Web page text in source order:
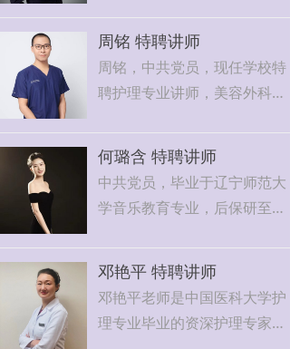
牛老师教学功底扎实，擅长古
典舞、民族民间舞、芭蕾基训
教学，同时精通舞蹈创编与幼
儿心理学、舞蹈教学法，能够
程，帮助学生掌握扎实的舞蹈
技能与幼儿舞蹈教学能力。
凭借专业的教学能力与严谨的
教学态度，牛老师多次应邀担
任各类舞蹈大赛评委，在行业
内拥有良好口碑。课堂上，她
以生动有趣的教学方式激发学
管理学院硕士（2024）双硕士
学位，2006 年取得高校 “两
课” 教师资格，深耕高校思政
与公共基础课教学一线二十
载，兼具深厚理论功底与丰富
实战经验。
周铭 特聘讲师
周铭，中共党员，现任学校特
聘护理专业讲师，美容外科主
周铭老师拥有扎实的学术背景
和丰富的临床实践经验。他本
科毕业于西安交通大学，硕士
毕业于华北理工大学。在专业
领域，周铭老师深耕不辍，将
系统的理论知识与前沿的行业
实践相结合，形成了独特的教
何璐含 特聘讲师
中共党员，毕业于辽宁师范大
学音乐教育专业，后保研至本
学交流学习，并完成钢琴教育
专业研究生课程，具备跨文化
学术背景及扎实的专业理论功
邓艳平 特聘讲师
邓艳平老师是中国医科大学护
理专业毕业的资深护理专家，